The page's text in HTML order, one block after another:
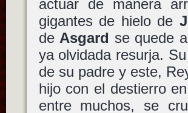
actuar de manera
gigantes de hielo de
deAsgard se quede
ya olvidada resurja.
de su padre y este,
hijo con el destierro
entre muchos, se